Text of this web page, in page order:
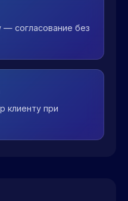
— согласование без
клиенту при